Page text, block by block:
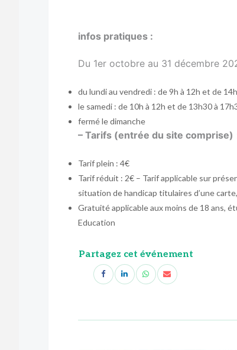
infos pratiques :
Du 1er octobre au 31 décembre
du lundi au vendredi : de 9h à 12h et de
le samedi : de 10h à 12h et de 13h30 à
fermé le dimanche
– Tarifs (entrée du site comprise)
Tarif plein : 4€
Tarif réduit : 2€ – Tarif applicable sur
situation de handicap titulaires d’une
Gratuité applicable aux moins de 18 ans,
Education
Partagez cet événement